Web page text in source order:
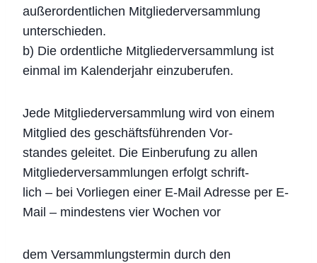
außerordentlichen Mitgliederversammlung
unterschieden.
b) Die ordentliche Mitgliederversammlung ist
einmal im Kalenderjahr einzuberufen.
Jede Mitgliederversammlung wird von einem
Mitglied des geschäftsführenden Vor-
standes geleitet. Die Einberufung zu allen
Mitgliederversammlungen erfolgt schrift-
lich – bei Vorliegen einer E-Mail Adresse per E-
Mail – mindestens vier Wochen vor
dem Versammlungstermin durch den